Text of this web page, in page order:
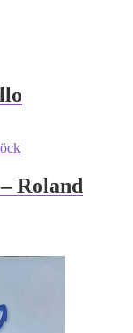
Roland